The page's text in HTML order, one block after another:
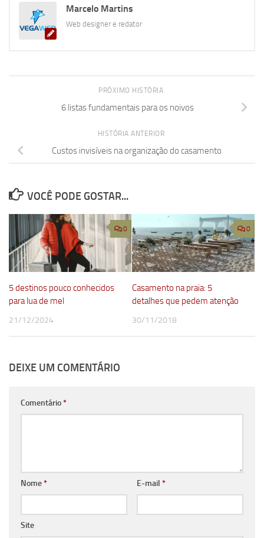
Marcelo Martins
Web designer e redator
PRÓXIMO HISTÓRIA
6 listas fundamentais para os noivos
HISTÓRIA ANTERIOR
Custos invisíveis na organização do casamento
VOCÊ PODE GOSTAR...
0
5 destinos pouco conhecidos
para lua de mel
21/12/2024
0
Casamento na praia: 5
detalhes que pedem atenção
30/11/2018
DEIXE UM COMENTÁRIO
Comentário*
Nome* E-mail *
Site